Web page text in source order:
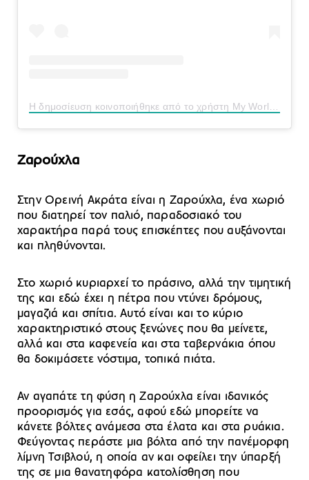
Ζαρούχλα
Στην Ορεινή Ακράτα είναι η Ζαρούχλα, ένα χωριό
που διατηρεί τον παλιό, παραδοσιακό του
χαρακτήρα παρά τους επισκέπτες που αυξάνονται
και πληθύνονται.
Στο χωριό κυριαρχεί το πράσινο, αλλά την τιμητική
της και εδώ έχει η πέτρα που ντύνει δρόμους,
μαγαζιά και σπίτια. Αυτό είναι και το κύριο
χαρακτηριστικό στους ξενώνες που θα μείνετε,
αλλά και στα καφενεία και στα ταβερνάκια όπου
θα δοκιμάσετε νόστιμα, τοπικά πιάτα.
Αν αγαπάτε τη φύση η Ζαρούχλα είναι ιδανικός
προορισμός για εσάς, αφού εδώ μπορείτε να
κάνετε βόλτες ανάμεσα στα έλατα και στα ρυάκια.
Φεύγοντας περάστε μια βόλτα από την πανέμορφη
λίμνη Τσιβλού, η οποία αν και οφείλει την ύπαρξή
της σε μια θανατηφόρα κατολίσθηση που